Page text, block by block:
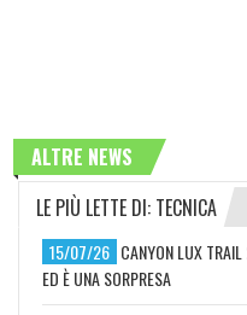
ALTRE NEWS
LE PIÙ LETTE DI: TECNICA
15/07/26 CANYON LUX
ED È UNA SORPRESA